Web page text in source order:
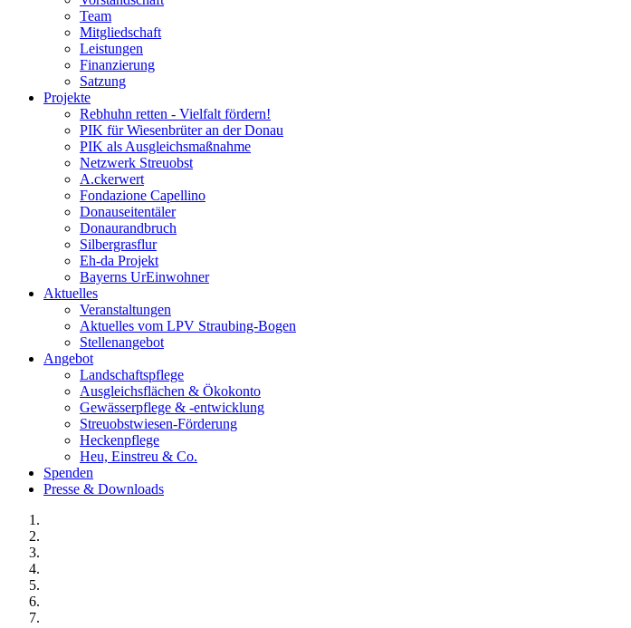
Team
Mitgliedschaft
Leistungen
Finanzierung
Satzung
Projekte
Rebhuhn retten - Vielfalt fördern!
PIK für Wiesenbrüter an der Donau
PIK als Ausgleichsmaßnahme
Netzwerk Streuobst
A.ckerwert
Fondazione Capellino
Donauseitentäler
Donaurandbruch
Silbergrasflur
Eh-da Projekt
Bayerns UrEinwohner
Aktuelles
Veranstaltungen
Aktuelles vom LPV Straubing-Bogen
Stellenangebot
Angebot
Landschaftspflege
Ausgleichsflächen & Ökokonto
Gewässerpflege & -entwicklung
Streuobstwiesen-Förderung
Heckenpflege
Heu, Einstreu & Co.
Spenden
Presse & Downloads